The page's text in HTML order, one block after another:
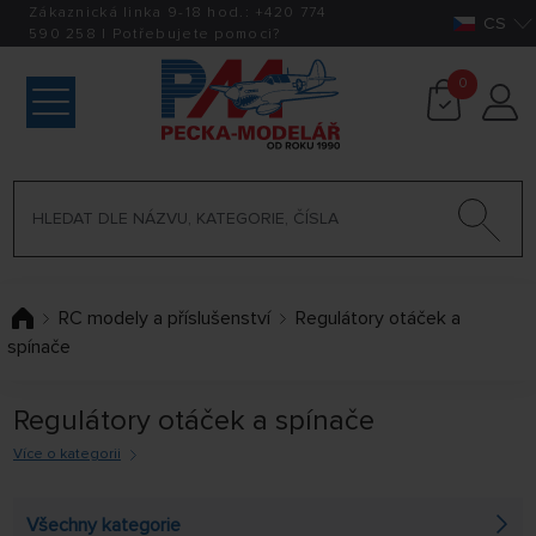
Zákaznická linka 9-18 hod.: +420 774
590 258 | Potřebujete pomoci? CS
0
RC modely a příslušenství
Regulátory otáček a
spínače
Regulátory otáček a spínače
Více o kategorii
do této sekce a vyberte si regulátor podle typu modelu.
Všechny kategorie